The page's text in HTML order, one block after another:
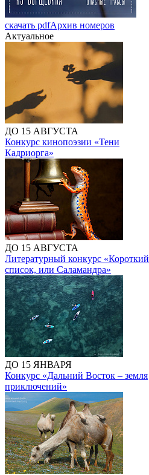
скачать pdfАрхив номеров
Актуальное
ДО 15 АВГУСТА
Конкурс кинопоэзии «Тени
Кадриорга»
ДО 15 АВГУСТА
Литературный конкурс «Короткий
список, или Саламандра»
ДО 15 ЯНВАРЯ
Конкурс «Дальний Восток – земля
приключений»